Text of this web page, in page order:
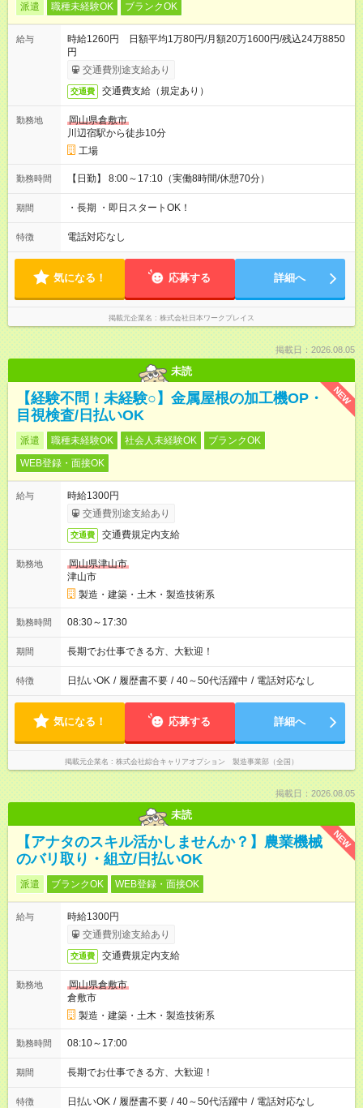
派遣 職種未経験OK ブランクOK
給与
時給1260円 日額平均1万80円/月額20万1600円/残込24万8850
円
交通費別途支給あり
交通費 交通費支給（規定あり）
勤務地
岡山県倉敷市
川辺宿駅から徒歩10分
工場
勤務時間 【日勤】 8:00～17:10（実働8時間/休憩70分）
期間 ・長期 ・即日スタートOK！
特徴 電話対応なし
気になる！ 応募する 詳細へ
掲載元企業名 株式会社日本ワークプレイス
掲載日：2026.08.05
未読
NEW
【経験不問！未経験○】金属屋根の加工機OP・
目視検査/日払いOK
派遣 職種未経験OK 社会人未経験OK
ブランクOK
WEB登録・面接OK
給与
時給1300円
交通費別途支給あり
交通費 交通費規定内支給
勤務地
岡山県津山市
津山市
製造・建築・土木・製造技術系
勤務時間 08:30～17:30
期間 長期でお仕事できる方、大歓迎！
特徴 日払いOK / 履歴書不要 / 40～50代活躍中 / 電話対応なし
気になる！ 応募する 詳細へ
掲載元企業名 株式会社綜合キャリアオプション 製造事業部（全国）
掲載日：2026.08.05
未読
NEW
【アナタのスキル活かしませんか？】農業機械
のバリ取り・組立/日払いOK
派遣 ブランクOK WEB登録・面接OK
給与
時給1300円
交通費別途支給あり
交通費 交通費規定内支給
勤務地
岡山県倉敷市
倉敷市
製造・建築・土木・製造技術系
勤務時間 08:10～17:00
期間 長期でお仕事できる方、大歓迎！
特徴 日払いOK / 履歴書不要 / 40～50代活躍中 / 電話対応なし